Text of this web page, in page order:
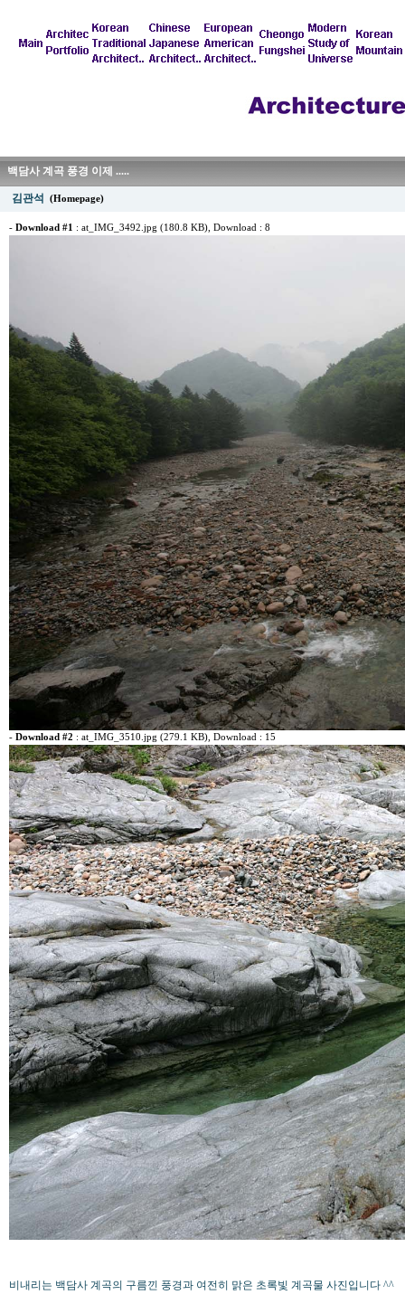
백담사 계곡 풍경 이제 .....
김관석 (Homepage)
- Download #1 : at_IMG_3492.jpg (180.8 KB) , Download : 8
- Download #2 : at_IMG_3510.jpg (279.1 KB) , Download : 15
비내리는 백담사 계곡의 구름낀 풍경과 여전히 맑은 초록빛 계곡물 사진입니다 ^^